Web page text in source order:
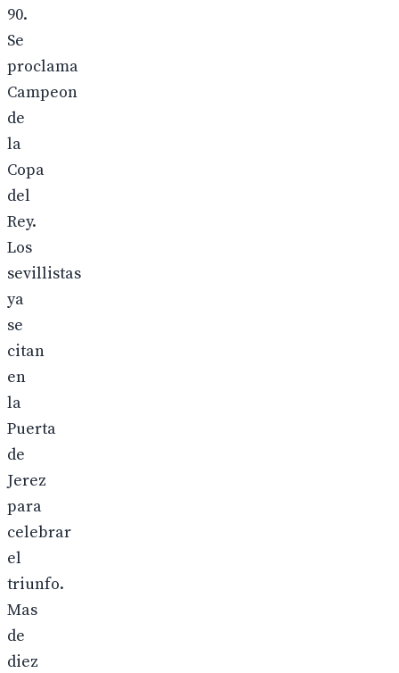
90.
Se
proclama
Campeon
de
la
Copa
del
Rey.
Los
sevillistas
ya
se
citan
en
la
Puerta
de
Jerez
para
celebrar
el
triunfo.
Mas
de
diez